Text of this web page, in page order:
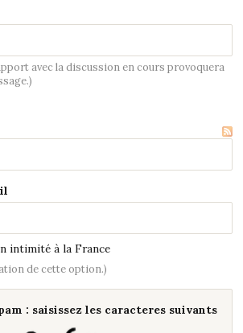
avec la discussion en cours provoquera
intimité à la France
de cette option.)
: saisissez les caracteres suivants